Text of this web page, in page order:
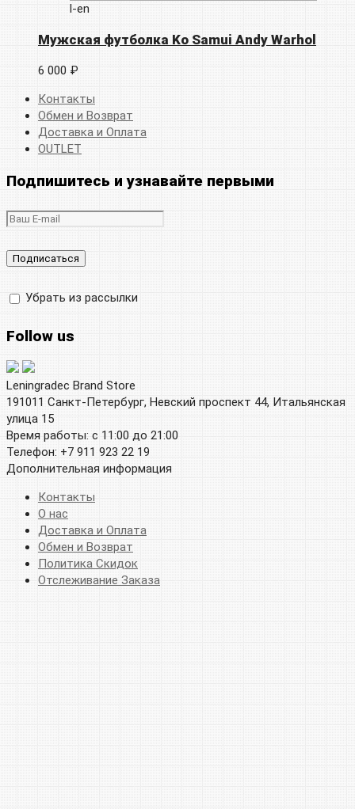
l-en
Мужская футболка Ko Samui Andy Warhol
6 000 ₽
Контакты
Обмен и Возврат
Доставка и Оплата
OUTLET
Подпишитесь и узнавайте первыми
Убрать из рассылки
Follow us
Leningradec Brand Store
191011 Санкт-Петербург, Невский проспект 44, Итальянская
улица 15
Время работы: с 11:00 до 21:00
Телефон: +7 911 923 22 19
Дополнительная информация
Контакты
О нас
Доставка и Оплата
Обмен и Возврат
Политика Скидок
Отслеживание Заказа